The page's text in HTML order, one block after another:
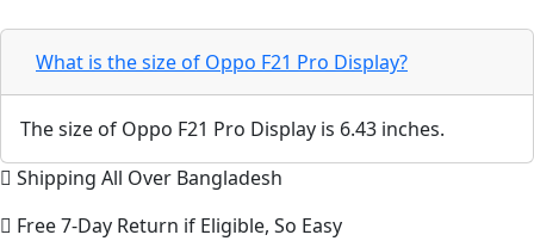
What is the size of Oppo F21 Pro Display?
The size of Oppo F21 Pro Display is 6.43 inches.
Shipping All Over Bangladesh
Free 7-Day Return if Eligible, So Easy